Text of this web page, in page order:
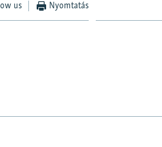
us Nyomtatás